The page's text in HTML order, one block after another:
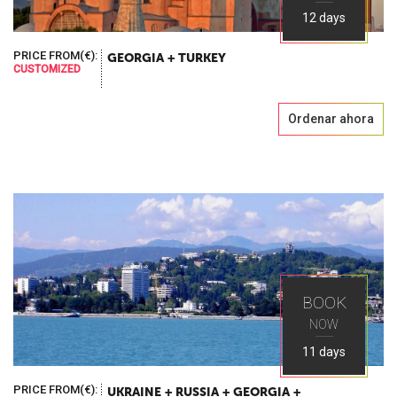
12 days
PRICE FROM(€):
CUSTOMIZED
GEORGIA + TURKEY
Ordenar ahora
BOOK
NOW
11 days
PRICE FROM(€):
UKRAINE + RUSSIA + GEORGIA +